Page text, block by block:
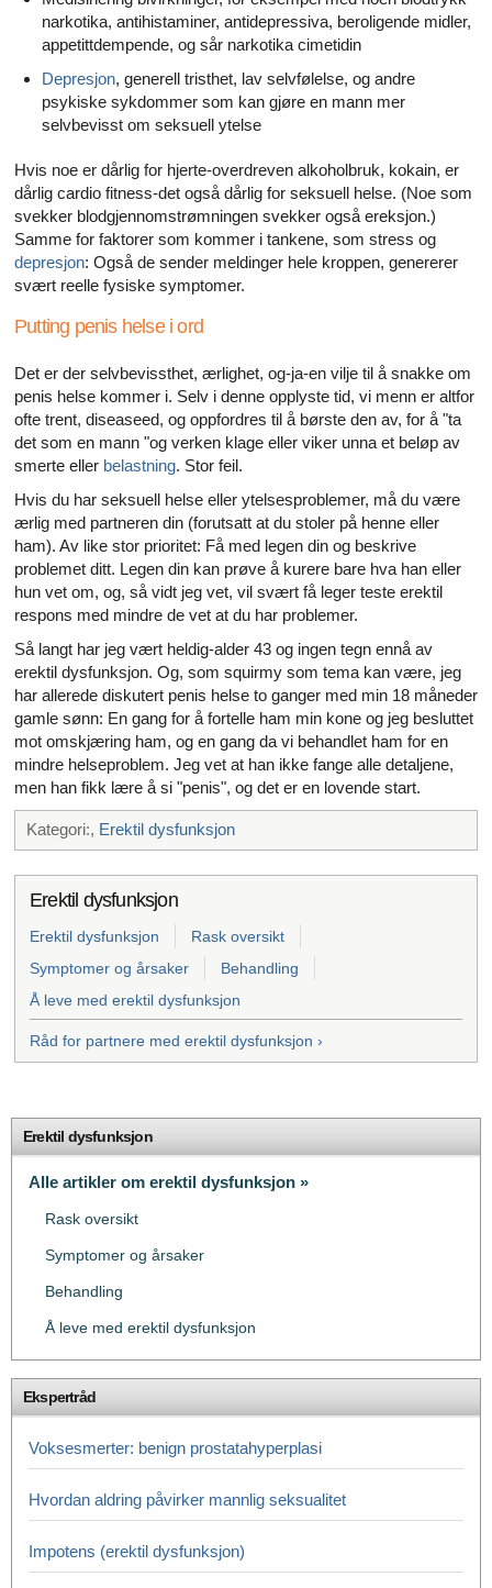
narkotika, antihistaminer, antidepressiva, beroligende midler,
appetittdempende, og sår narkotika cimetidin
Depresjon, generell tristhet, lav selvfølelse, og andre
psykiske sykdommer som kan gjøre en mann mer
selvbevisst om seksuell ytelse
Hvis noe er dårlig for hjerte-overdreven alkoholbruk, kokain, er
dårlig cardio fitness-det også dårlig for seksuell helse. (Noe som
svekker blodgjennomstrømningen svekker også ereksjon.)
Samme for faktorer som kommer i tankene, som stress og
depresjon: Også de sender meldinger hele kroppen, genererer
svært reelle fysiske symptomer.
Putting penis helse i ord
Det er der selvbevissthet, ærlighet, og-ja-en vilje til å snakke om
penis helse kommer i. Selv i denne opplyste tid, vi menn er altfor
ofte trent, diseaseed, og oppfordres til å børste den av, for å "ta
det som en mann "og verken klage eller viker unna et beløp av
smerte eller belastning. Stor feil.
Hvis du har seksuell helse eller ytelsesproblemer, må du være
ærlig med partneren din (forutsatt at du stoler på henne eller
ham). Av like stor prioritet: Få med legen din og beskrive
problemet ditt. Legen din kan prøve å kurere bare hva han eller
hun vet om, og, så vidt jeg vet, vil svært få leger teste erektil
respons med mindre de vet at du har problemer.
Så langt har jeg vært heldig-alder 43 og ingen tegn ennå av
erektil dysfunksjon. Og, som squirmy som tema kan være, jeg
har allerede diskutert penis helse to ganger med min 18 måneder
gamle sønn: En gang for å fortelle ham min kone og jeg besluttet
mot omskjæring ham, og en gang da vi behandlet ham for en
mindre helseproblem. Jeg vet at han ikke fange alle detaljene,
men han fikk lære å si "penis", og det er en lovende start.
Kategori:, Erektil dysfunksjon
Erektil dysfunksjon
Erektil dysfunksjon
Rask oversikt
Symptomer og årsaker
Behandling
Å leve med erektil dysfunksjon
Råd for partnere med erektil dysfunksjon ›
Erektil dysfunksjon
Alle artikler om erektil dysfunksjon »
Rask oversikt
Symptomer og årsaker
Behandling
Å leve med erektil dysfunksjon
Ekspertråd
Voksesmerter: benign prostatahyperplasi
Hvordan aldring påvirker mannlig seksualitet
Impotens (erektil dysfunksjon)